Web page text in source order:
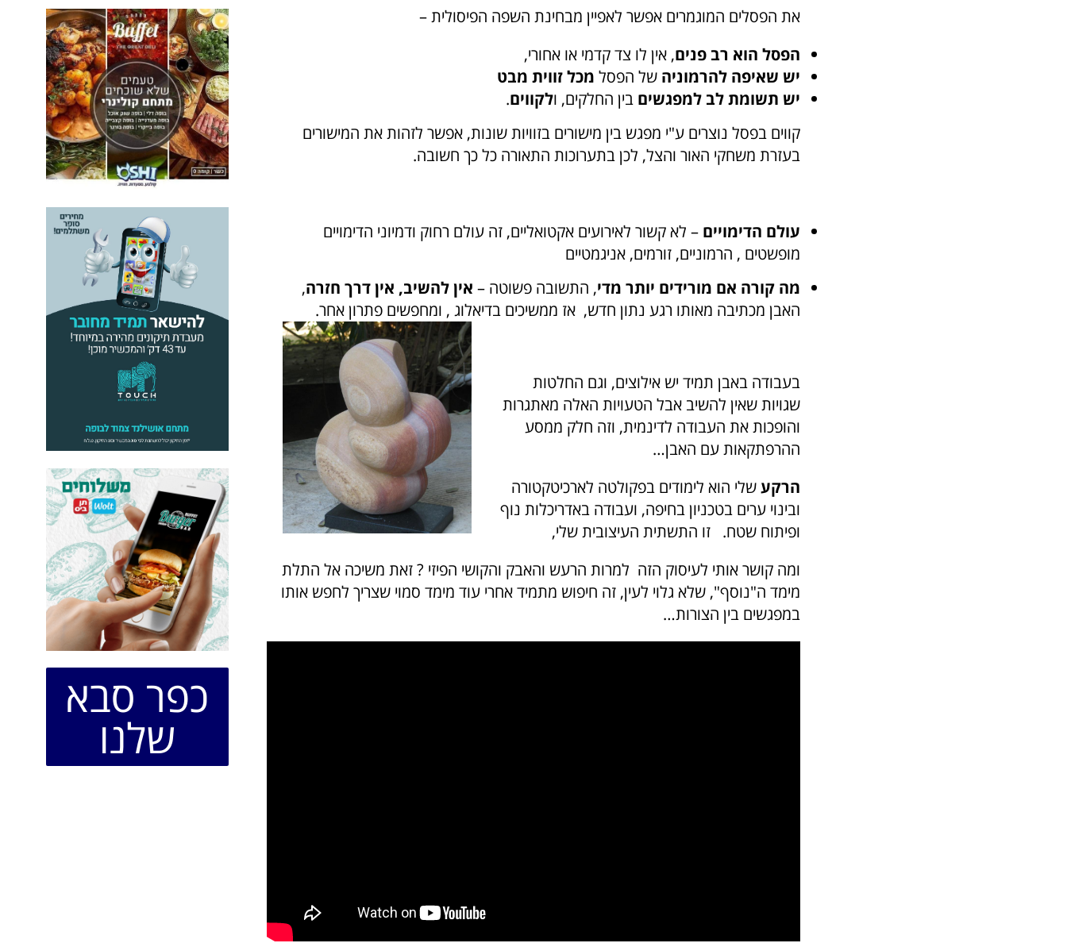
את הפסלים המוגמרים אפשר לאפיין מבחינת השפה הפיסולית –
הפסל הוא רב פנים, אין לו צד קדמי או אחורי,
יש שאיפה להרמוניה של הפסל מכל זווית מבט
יש תשומת לב למפגשים בין החלקים, ולקווים.
קווים בפסל נוצרים ע"י מפגש בין מישורים בזוויות שונות, אפשר לזהות את המישורים
בעזרת משחקי האור והצל, לכן בתערוכות התאורה כל כך חשובה.
עולם הדימויים – לא קשור לאירועים אקטואליים, זה עולם רחוק ודמיוני הדימויים
מופשטים , הרמוניים, זורמים, אניגמטיים
מה קורה אם מורידים יותר מדי, התשובה פשוטה – אין להשיב, אין דרך חזרה,
האבן מכתיבה מאותו רגע נתון חדש, אז ממשיכים בדיאלוג , ומחפשים פתרון אחר.
בעבודה באבן תמיד יש אילוצים, וגם החלטות
שגויות שאין להשיב אבל הטעויות האלה מאתגרות
והופכות את העבודה לדינמית, וזה חלק ממסע
ההרפתקאות עם האבן…
הרקעשלי הוא לימודים בפקולטה לארכיטקטורה
ובינוי ערים בטכניון בחיפה, ועבודה באדריכלות נוף
ופיתוח שטח. זו התשתית העיצובית שלי,
ומה קושר אותי לעיסוק הזה למרות הרעש והאבק והקושי הפיזי ? זאת משיכה אל התלת
מימד ה"נוסף", שלא גלוי לעין, זה חיפוש מתמיד אחרי עוד מימד סמוי שצריך לחפש אותו
במפגשים בין הצורות…
כפר סבא
שלנו